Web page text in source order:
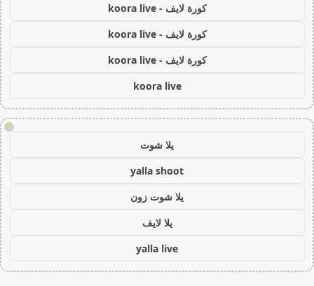
كورة لايف - koora live
كورة لايف - koora live
كورة لايف - koora live
koora live
!
يلا شوت
yalla shoot
يلا شوت زون
يلا لايف
yalla live